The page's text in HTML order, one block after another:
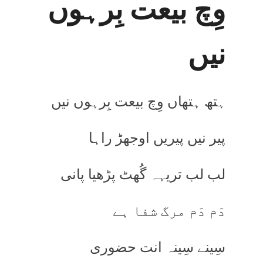
وِچ بیعت بِرہوں
نیں
ہتھ ہتھاں وِچ بیعت بِرہوں نیں
پیر نیں پیریں اوجھڑ راہا
لب لب تریہہ گُھٹ پڑھیا پانی
دَم دَم مرگ شفا ہے
سِینے سِینہ انت حضوری